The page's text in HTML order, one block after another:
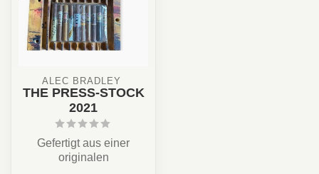
ALEC BRADLEY
THE PRESS-STOCK
2021
Gefertigt aus einer
originalen